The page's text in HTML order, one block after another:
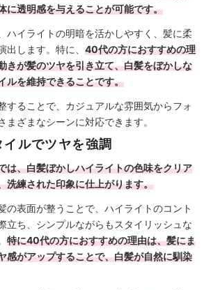
に透明感を与えることが可能です。
ハイライトの明暗を活かしやすく、髪に柔
出します。特に、 40代の方におすすめの理
きが髪のツヤを引き立て、白髪をぼかしな
ルを維持できることです。
することで、カジュアルな雰囲気からフォ
まざまなシーンに対応できます。
ルでツヤを強調
は、白髪ぼかしハイライトの色味をクリア
洗練された印象に仕上がります。
の表面が整うことで、ハイライトのコント
立ち、シンプルながらもスタイリッシュな
特に40代の方におすすめの理由は、髪にま
感がアップすることで、白髪が自然に馴染